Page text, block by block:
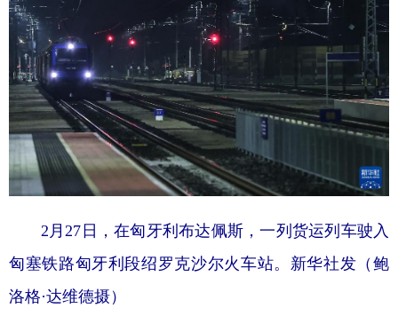
2月27日，在匈牙利布达佩斯，一列货运列车驶入
匈塞铁路匈牙利段绍罗克沙尔火车站。新华社发（鲍
洛格·达维德摄）